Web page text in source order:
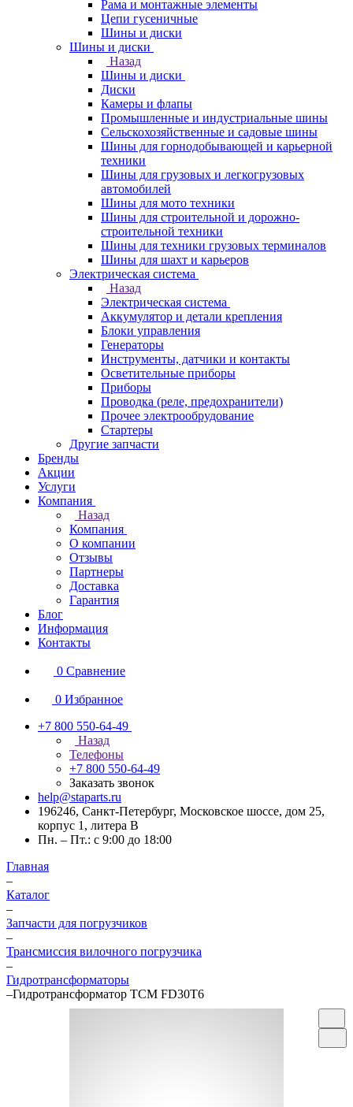
Рама и монтажные элементы
Цепи гусеничные
Шины и диски
Шины и диски
Назад
Шины и диски
Диски
Камеры и флапы
Промышленные и индустриальные шины
Сельскохозяйственные и садовые шины
Шины для горнодобывающей и карьерной
техники
Шины для грузовых и легкогрузовых
автомобилей
Шины для мото техники
Шины для строительной и дорожно-
строительной техники
Шины для техники грузовых терминалов
Шины для шахт и карьеров
Электрическая система
Назад
Электрическая система
Аккумулятор и детали крепления
Блоки управления
Генераторы
Инструменты, датчики и контакты
Осветительные приборы
Приборы
Проводка (реле, предохранители)
Прочее электрообрудование
Стартеры
Другие запчасти
Бренды
Акции
Услуги
Компания
Назад
Компания
О компании
Отзывы
Партнеры
Доставка
Гарантия
Блог
Информация
Контакты
0 Сравнение
0 Избранное
+7 800 550-64-49
Назад
Телефоны
+7 800 550-64-49
Заказать звонок
help@staparts.ru
196246, Санкт-Петербург, Московское шоссе, дом 25,
корпус 1, литера В
Пн. – Пт.: с 9:00 до 18:00
Главная
–
Каталог
–
Запчасти для погрузчиков
–
Трансмиссия вилочного погрузчика
–
Гидротрансформаторы
–Гидротрансформатор TCM FD30T6